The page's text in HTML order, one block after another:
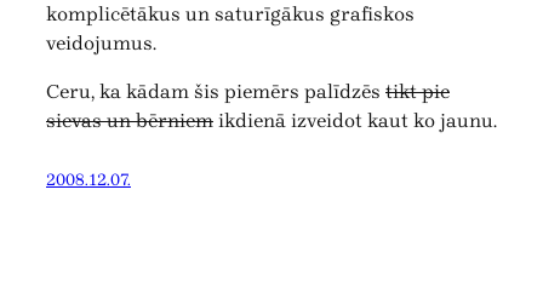
komplicētākus un saturīgākus grafiskos
veidojumus.
Ceru, ka kādam šis piemērs palīdzēs tikt pie
sievas un bērniem ikdienā izveidot kaut ko jaunu.
2008.12.07.